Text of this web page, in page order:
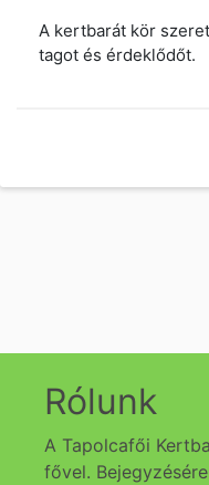
A kertbarát kör
tagot és érdeklődőt.
Rólunk
A Tapolcafői
fővel.